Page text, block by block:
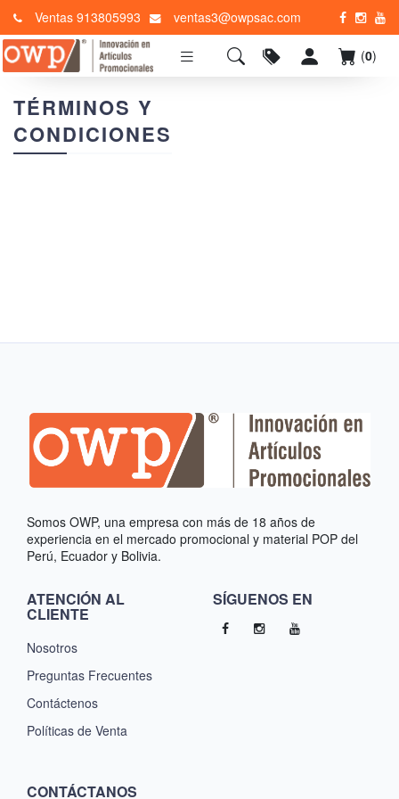
Ventas 913805993 ventas3@owpsac.com
(0)
TÉRMINOS Y
CONDICIONES
Somos OWP, una empresa con más de 18 años de
experiencia en el mercado promocional y material POP del
Perú, Ecuador y Bolivia.
ATENCIÓN AL
CLIENTE
Nosotros
Preguntas Frecuentes
Contáctenos
Políticas de Venta
SÍGUENOS EN
CONTÁCTANOS